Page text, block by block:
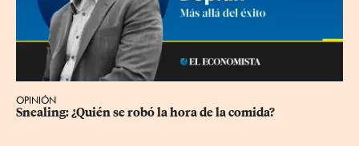
OPINIÓN
Snealing: ¿Quién se robó la hora de la comida?